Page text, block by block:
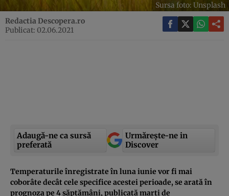
Sursa foto: Unsplash
Redactia Descopera.ro
Publicat: 02.06.2021
Adaugă-ne ca sursă
preferată
Urmărește-ne in
Discover
Temperaturile înregistrate în luna iunie vor fi mai
coborâte decât cele specifice acestei perioade, se arată în
prognoza pe 4 săptămâni, publicată marți de